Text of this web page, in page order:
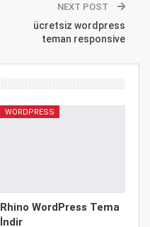
NEXT POST
ücretsiz wordpress
teman responsive
WORDPRESS
Rhino WordPress Tema
İndir